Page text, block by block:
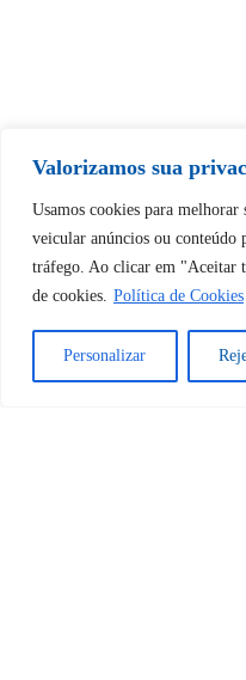
Valorizamos sua
Usamos cookies para melhorar
veicular anúncios ou conteúdo
tráfego. Ao clicar em "Aceitar
de cookies. Política de Cookies
Personalizar
Tem
desbloquear
Sim